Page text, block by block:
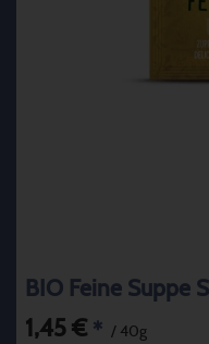
BIO Feine Suppe
1,45 € * / 40g